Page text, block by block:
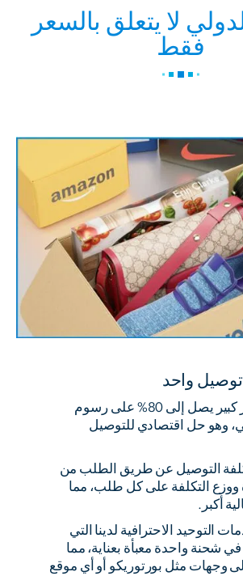
لا يتعلق بالسعر
فقط
واحد
استمتع بتوفير كبير يصل إلى 80% على رسوم
وهو حل اقتصادي للتوصيل
التوصيل عن طريق الطلب من
ووزع التكلفة على كل طلب، مما
أكبر.
التوحيد الاحترافية لدينا التي
شحنة واحدة معبأة بعناية، مما
وجهات مثل بورتوريكو أو أي موقع